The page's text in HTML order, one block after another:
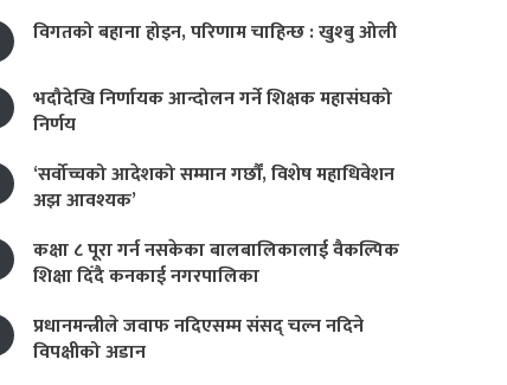
विगतको बहाना होइन, परिणाम चाहिन्छ : खुश्बु ओली
भदौदेखि निर्णायक आन्दोलन गर्ने शिक्षक महासंघको
निर्णय
‘सर्वोच्चको आदेशको सम्मान गर्छौं, विशेष महाधिवेशन
अझ आवश्यक’
कक्षा ८ पूरा गर्न नसकेका बालबालिकालाई वैकल्पिक
शिक्षा दिँदै कनकाई नगरपालिका
प्रधानमन्त्रीले जवाफ नदिएसम्म संसद् चल्न नदिने
विपक्षीको अडान